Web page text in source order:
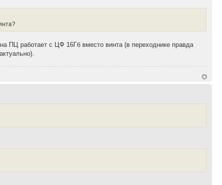
ПЦ работает с ЦФ 16Гб вместо винта (в переходнике правда